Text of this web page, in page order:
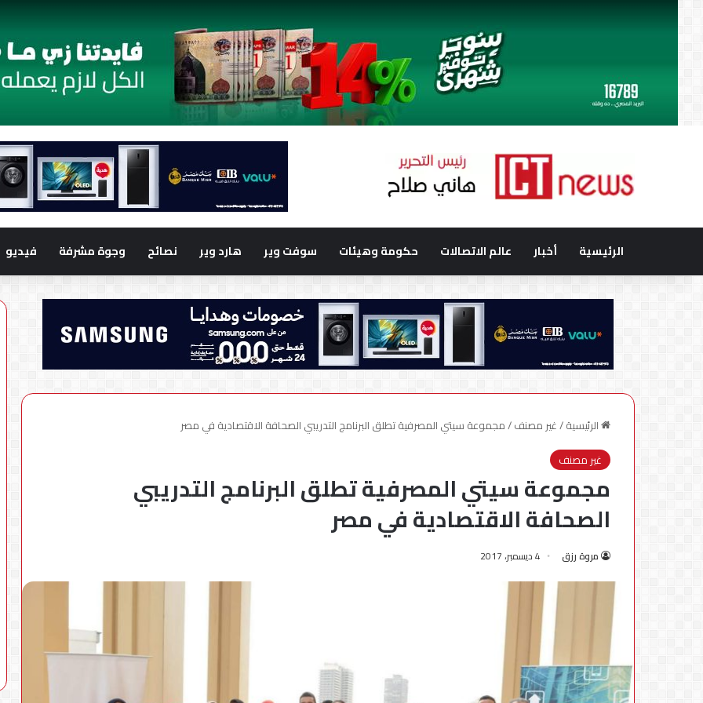
الرئيسية أخبار عالم الاتصالات حكومة وهيئات سوفت وير هارد وير نصائح وجوة مشرفة فيديو
الرئيسية/غير مصنف/مجموعة سيتي المصرفية تطلق البرنامج التدريبي الصحافة الاقتصادية في مصر
غير مصنف
مجموعة سيتي المصرفية تطلق البرنامج التدريبي
الصحافة الاقتصادية في مصر
مروة رزق 4 ديسمبر، 2017